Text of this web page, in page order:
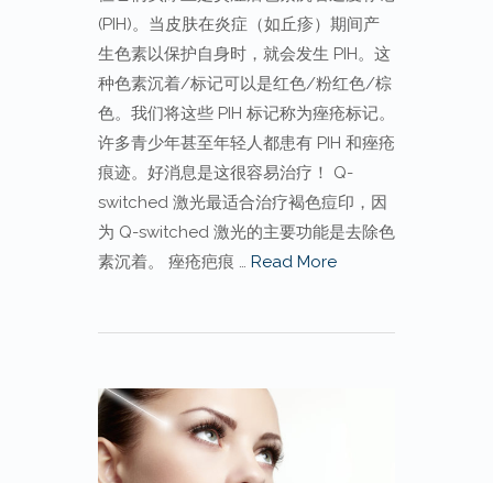
(PIH)。当皮肤在炎症（如丘疹）期间产
生色素以保护自身时，就会发生 PIH。这
种色素沉着/标记可以是红色/粉红色/棕
色。我们将这些 PIH 标记称为痤疮标记。
许多青少年甚至年轻人都患有 PIH 和痤疮
痕迹。好消息是这很容易治疗！ Q-
switched 激光最适合治疗褐色痘印，因
为 Q-switched 激光的主要功能是去除色
素沉着。 痤疮疤痕 … Read More